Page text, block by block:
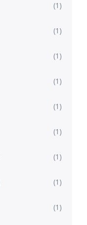
(1)
(1)
(1)
(1)
(1)
(1)
(1)
(1)
(1)